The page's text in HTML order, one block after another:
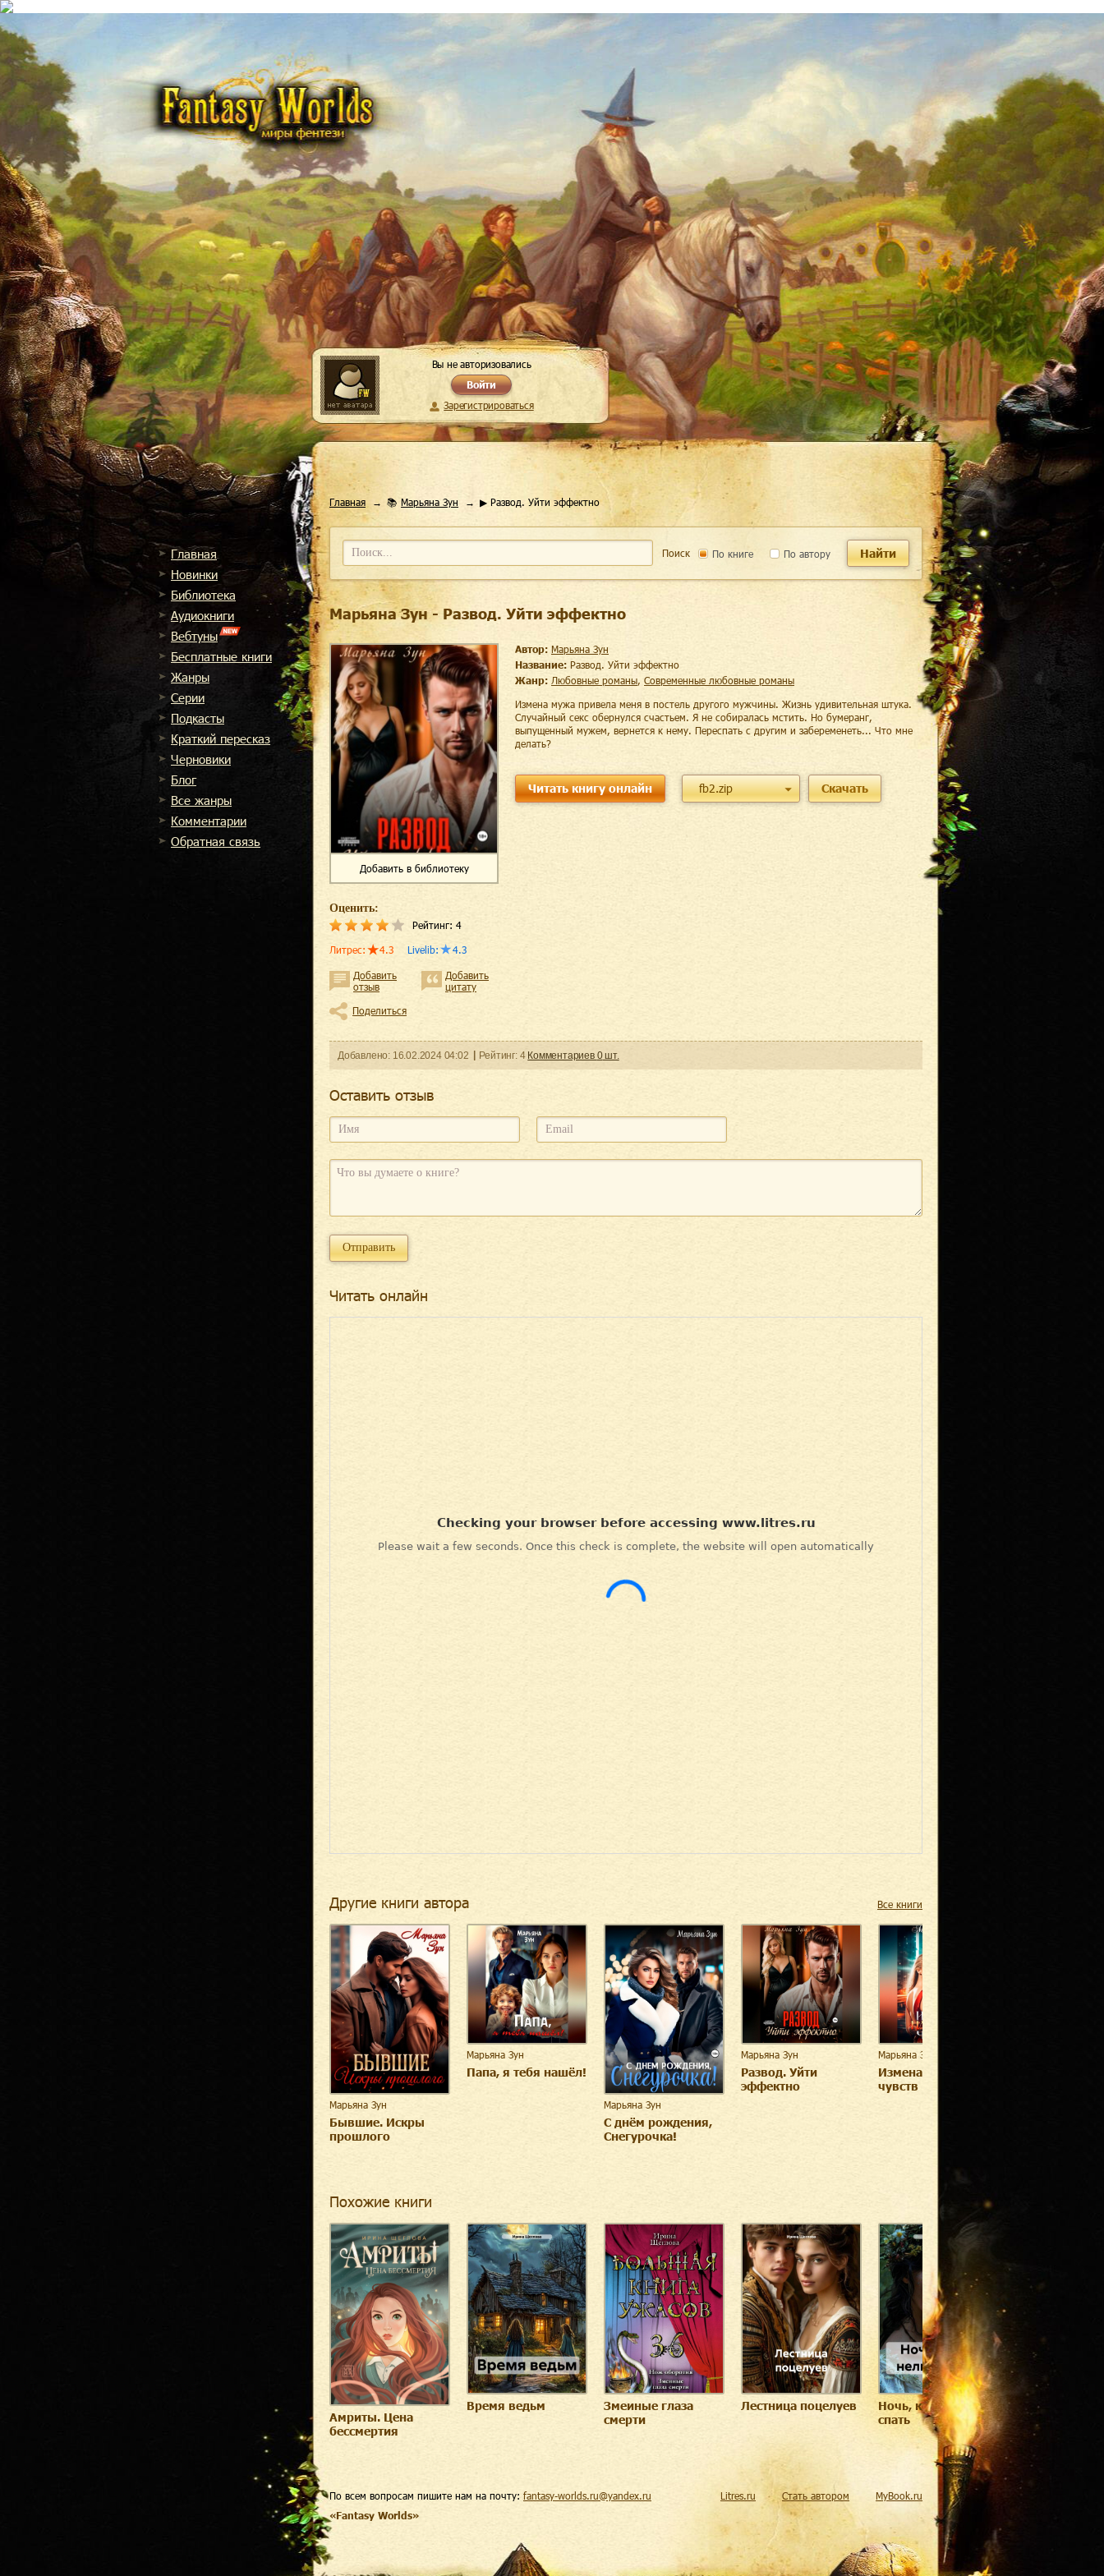
Вы не авторизовались
Войти
Зарегистрироваться
Главная
Новинки
Библиотека
Аудиокниги
Вебтуны
Бесплатные книги
Жанры
Cерии
Подкасты
Краткий пересказ
Черновики
Блог
Все жанры
Комментарии
Обратная связь
Главная 📚 Марьяна Зун ▶ Развод. Уйти эффектно
Поиск По книге По автору Найти
Марьяна Зун - Развод. Уйти эффектно
Добавить в библиотеку
Оценить:
Рейтинг: 4
Литрес: 4.3 Livelib: 4.3
Добавить
отзыв
Добавить
цитату
Поделиться
Автор: Марьяна Зун
Название: Развод. Уйти эффектно
Жанр:
любовные романы, современные любовные романы
Измена мужа привела меня в постель другого мужчины. Жизнь удивительная штука.
Случайный секс обернулся счастьем. Я не собиралась мстить. Но бумеранг,
выпущенный мужем, вернется к нему. Переспать с другим и забеременеть... Что мне
делать?
Читать книгу онлайн fb2.zip Скачать
Добавленo: 16.02.2024 04:02 Рейтинг: 4 Комментариев 0шт.
Оcтавить отзыв
Читать онлайн
Другие книги автора Все книги
Марьяна Зун
Бывшие. Искры
прошлого
Марьяна Зун
Папа, я тебя нашёл!
Марьяна Зун
С днём рождения,
Снегурочка!
Марьяна Зун
Развод. Уйти
эффектно
Марьяна Зун
Измена. На грани
чувств
Похожие книги
Амриты. Цена
бессмертия
Время ведьм
Змеиные глаза
смерти
Лестница поцелуев
Ночь, когда нельзя
спать
Принцесса на
По всем вопросам пишите нам на почту: fantasy-worlds.ru@yandex.ru
«Fantasy Worlds»
Litres.ru Стать автором MyBook.ru